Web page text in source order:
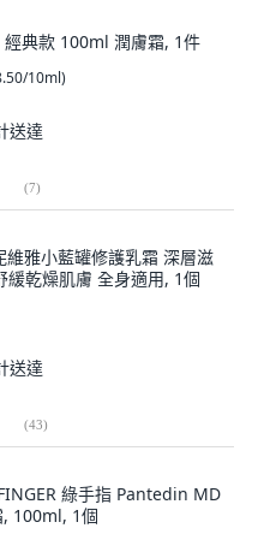
典款 100ml 潤膚霜, 1件
10ml)
送達
(7)
維雅小藍罐修護乳霜 深層滋
緩乾燥肌膚 全身適用, 1個
送達
(43)
綠手指 Pantedin MD
100ml, 1個